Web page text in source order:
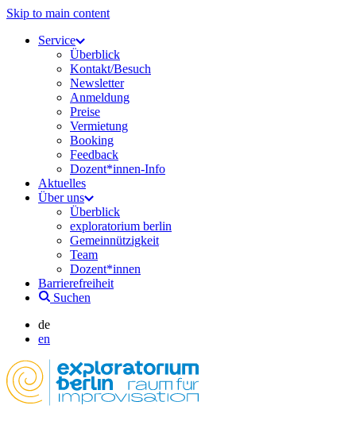
Skip to main content
Service
Überblick
Kontakt/Besuch
Newsletter
Anmeldung
Preise
Vermietung
Booking
Feedback
Dozent*innen-Info
Aktuelles
Über uns
Überblick
exploratorium berlin
Gemeinnützigkeit
Team
Dozent*innen
Barrierefreiheit
Suchen
de
en